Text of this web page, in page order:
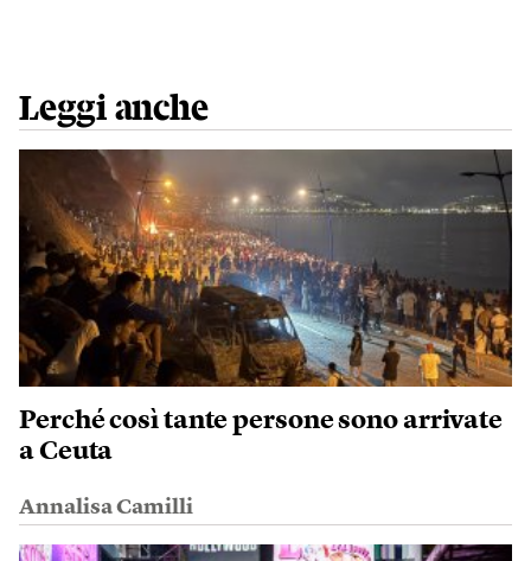
Leggi anche
Perché così tante persone sono arrivate
a Ceuta
Annalisa Camilli